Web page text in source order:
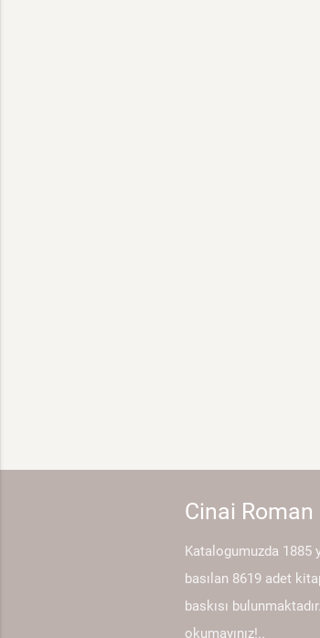
Cinai Roman
Katalogumuzda 1885
basılan 8619 adet
baskısı
okumayınız!..